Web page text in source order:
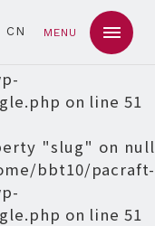
CN MENU
key 0 in
on line51
"slug" on null
bbt10/pacraft-
on line51